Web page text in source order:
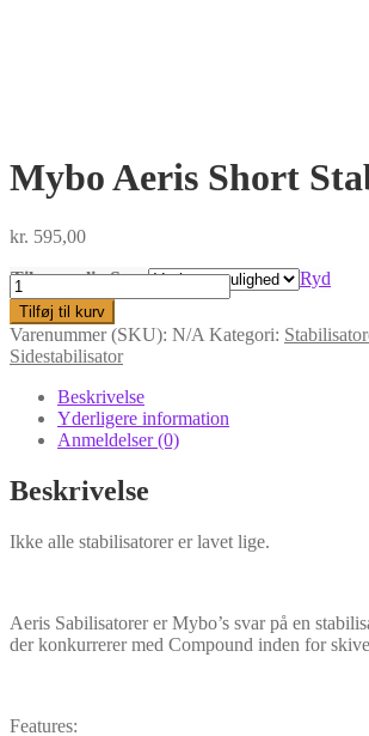
Mybo Aeris Short
kr. 595,00
Tilgængelig Som Ryd
Mybo
Aeris
Short
Stabilizer
antal
Tilføj til kurv
Varenummer (SKU): N/A Kategori:
Sidestabilisator
Beskrivelse
Yderligere information
Anmeldelser (0)
Beskrivelse
Ikke alle stabilisatorer er lavet lige.
Aeris Sabilisatorer er Mybo’s svar på en
der konkurrerer med Compound inden for
Features: